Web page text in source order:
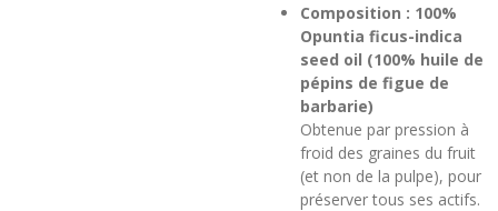
Composition : 100%
Opuntia ficus-indica
seed oil (100% huile de
pépins de figue de
barbarie)
Obtenue par pression à
froid des graines du fruit
(et non de la pulpe), pour
préserver tous ses actifs.